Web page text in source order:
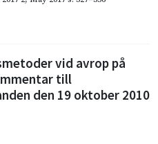
vid avrop på
till
den 19 oktober 2010